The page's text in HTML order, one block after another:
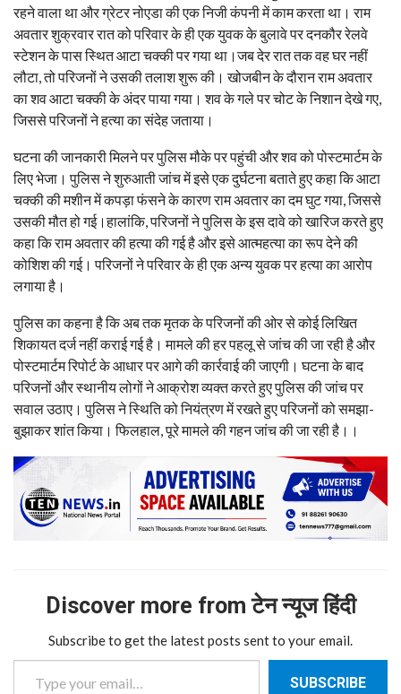
रहने वाला था और ग्रेटर नोएडा की एक निजी कंपनी में काम करता था। राम
अवतार शुक्रवार रात को परिवार के ही एक युवक के बुलावे पर दनकौर रेलवे
स्टेशन के पास स्थित आटा चक्की पर गया था।जब देर रात तक वह घर नहीं
लौटा, तो परिजनों ने उसकी तलाश शुरू की। खोजबीन के दौरान राम अवतार
का शव आटा चक्की के अंदर पाया गया। शव के गले पर चोट के निशान देखे गए,
जिससे परिजनों ने हत्या का संदेह जताया।
घटना की जानकारी मिलने पर पुलिस मौके पर पहुंची और शव को पोस्टमार्टम के
लिए भेजा। पुलिस ने शुरुआती जांच में इसे एक दुर्घटना बताते हुए कहा कि आटा
चक्की की मशीन में कपड़ा फंसने के कारण राम अवतार का दम घुट गया, जिससे
उसकी मौत हो गई।हालांकि, परिजनों ने पुलिस के इस दावे को खारिज करते हुए
कहा कि राम अवतार की हत्या की गई है और इसे आत्महत्या का रूप देने की
कोशिश की गई। परिजनों ने परिवार के ही एक अन्य युवक पर हत्या का आरोप
लगाया है।
पुलिस का कहना है कि अब तक मृतक के परिजनों की ओर से कोई लिखित
शिकायत दर्ज नहीं कराई गई है। मामले की हर पहलू से जांच की जा रही है और
पोस्टमार्टम रिपोर्ट के आधार पर आगे की कार्रवाई की जाएगी। घटना के बाद
परिजनों और स्थानीय लोगों ने आक्रोश व्यक्त करते हुए पुलिस की जांच पर
सवाल उठाए। पुलिस ने स्थिति को नियंत्रण में रखते हुए परिजनों को समझा-
बुझाकर शांत किया। फिलहाल, पूरे मामले की गहन जांच की जा रही है।।
Discover more from टेन न्यूज हिंदी
Subscribe to get the latest posts sent to your email.
Type your email…
SUBSCRIBE